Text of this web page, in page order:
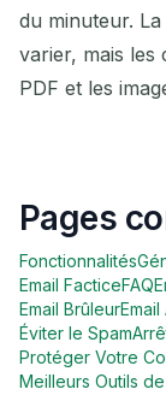
du minuteur.
varier, mais les
PDF et les
Pages
Fonctionnalités
Email FacticeFAQ
Email Brûleur
Éviter le Spam
Protéger Votre
Meilleurs Outils